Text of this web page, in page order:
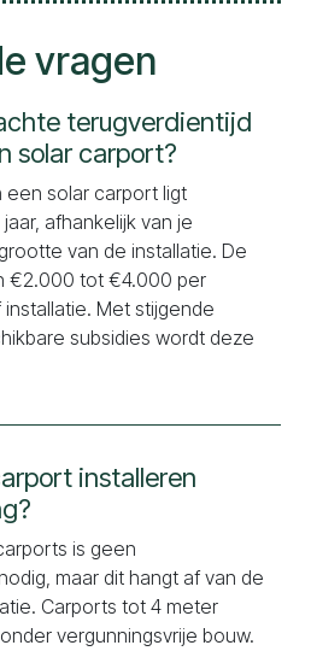
vragen
terugverdientijd
solar carport?
een solar carport ligt
afhankelijk van je
van de installatie. De
€2.000 tot €4.000 per
Met stijgende
subsidies wordt deze
installeren
is geen
maar dit hangt af van de
Carports tot 4 meter
vergunningsvrije bouw.